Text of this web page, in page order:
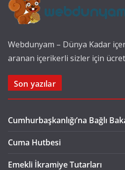
Webdunyam – Dünya Kadar
aranan içerikerli sizler için
Son yazılar
Cumhurbaşkanlığı’na Bağlı
Cuma Hutbesi
Emekli İkramiye Tutarları